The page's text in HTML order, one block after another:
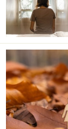
この温度差
が切れた時
の死”となり
関係修
最近では、